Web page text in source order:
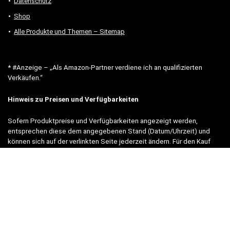
Shop
Alle Produkte und Themen – Sitemap
* #Anzeige – „Als Amazon-Partner verdiene ich an qualifizierten
Verkäufen.“
Hinweis zu Preisen und Verfügbarkeiten
Sofern Produktpreise und Verfügbarkeiten angezeigt werden,
entsprechen diese dem angegebenen Stand (Datum/Uhrzeit) und
können sich auf der verlinkten Seite jederzeit ändern. Für den Kauf